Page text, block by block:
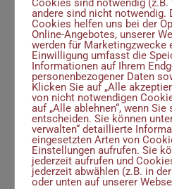
sind vertraulich. Wir
was Sie können und
daran weiter. Wir
Arbeitgeber*innen und
Kontakte herstellen.
Wir nehmen uns
sind für Sie da:
Wir sprechen über Ihre
Cookies sind notwendig (z.B.
andere sind nicht notwendig.
Cookies helfen uns bei der
Online-Angebotes, unserer
werden für Marketingzwecke
Einwilligung umfasst die
Informationen auf Ihrem
personenbezogener Daten
Klicken Sie auf „Alle
von nicht notwendigen
auf „Alle ablehnen“, wenn Sie
entscheiden. Sie können
verwalten“ detaillierte
eingesetzten Arten von
Einstellungen aufrufen. Sie
jederzeit aufrufen und
jederzeit abwählen (z.B. in
oder unten auf unserer